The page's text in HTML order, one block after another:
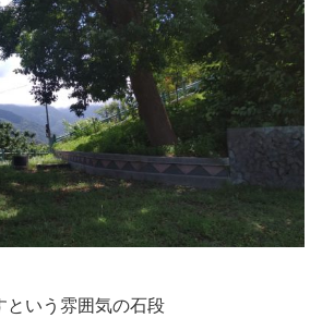
という雰囲気の石段